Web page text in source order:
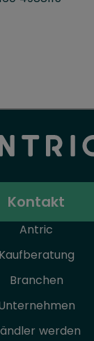
Kontakt
Antric
Kaufberatung
Branchen
werden